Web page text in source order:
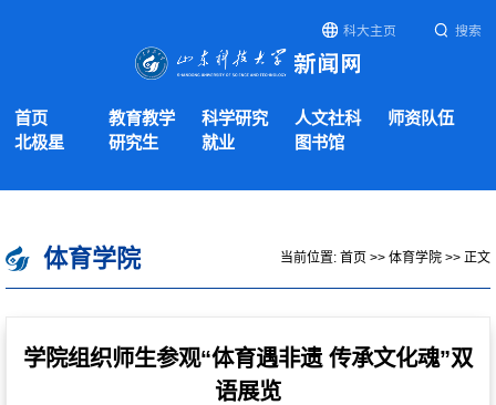
科大主页 搜索
首页 教育教学 科学研究 人文社科
师资队伍
北极星
研究生 就业 图书馆
体育学院 当前位置: 首页 >> 体育学院 >> 正文
学院组织师生参观“体育遇非遗 传承文化魂”双
语展览